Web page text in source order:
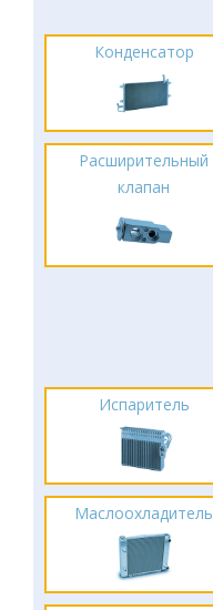
Конденсатор
Расширительный
клапан
Испаритель
Маслоохладитель